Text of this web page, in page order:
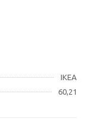
IKEA
60,21